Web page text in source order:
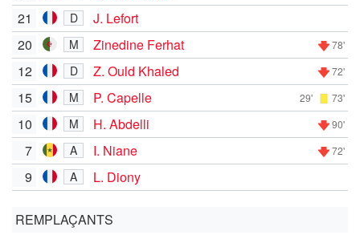
21
D
J. Lefort
20
M Zinedine Ferhat 78'
12 D Z. Ould Khaled 72'
15 M P. Capelle 29' 73'
10 M H. Abdelli 90'
7 A I. Niane 72'
9 A L. Diony
REMPLAÇANTS